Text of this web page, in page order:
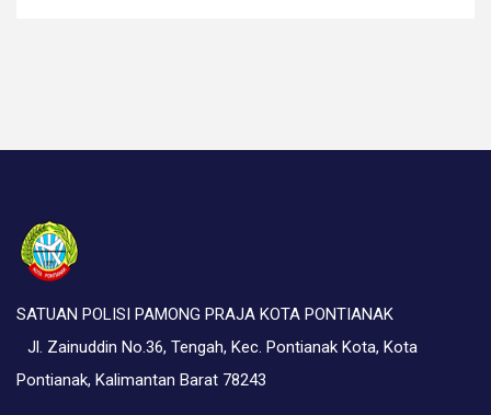
SATUAN POLISI PAMONG PRAJA KOTA PONTIANAK
Jl. Zainuddin No.36, Tengah, Kec. Pontianak Kota, Kota
Pontianak, Kalimantan Barat 78243